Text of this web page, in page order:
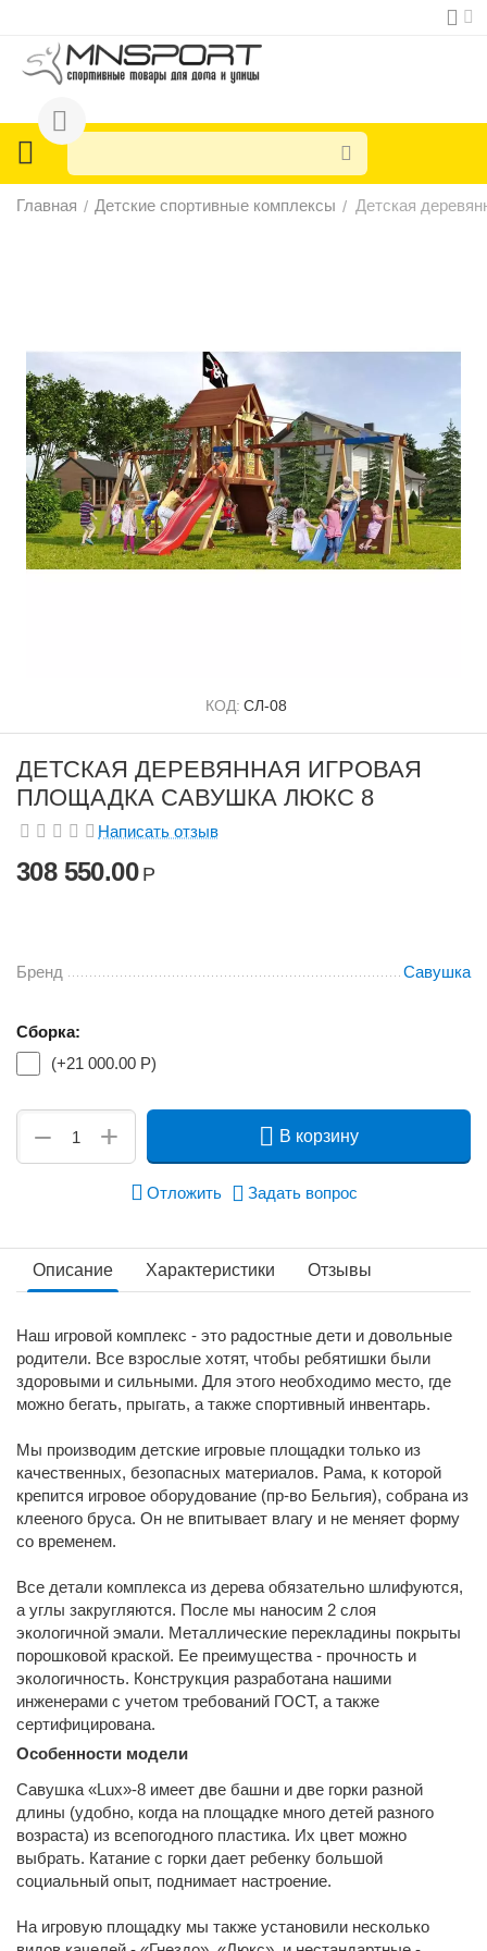
Главная / Детские спортивные комплексы / Детская
КОД: СЛ-08
ДЕТСКАЯ ДЕРЕВЯННАЯ ИГРОВАЯ
ПЛОЩАДКА САВУШКА ЛЮКС 8
Написать отзыв
308 550.00 Р
Бренд Савушка
Сборка:
(+21 000.00 Р)
+
− В корзину
Отложить Задать вопрос
Описание Характеристики Отзывы
Наш игровой комплекс - это радостные дети и довольные
родители. Все взрослые хотят, чтобы ребятишки были
здоровыми и сильными. Для этого необходимо место, где
можно бегать, прыгать, а также спортивный инвентарь.
Мы производим детские игровые площадки только из
качественных, безопасных материалов. Рама, к которой
крепится игровое оборудование (пр-во Бельгия), собрана из
клееного бруса. Он не впитывает влагу и не меняет форму
со временем.
Все детали комплекса из дерева обязательно шлифуются,
а углы закругляются. После мы наносим 2 слоя
экологичной эмали. Металлические перекладины покрыты
порошковой краской. Ее преимущества - прочность и
экологичность. Конструкция разработана нашими
инженерами с учетом требований ГОСТ, а также
сертифицирована.
Особенности модели
Савушка «Lux»-8 имеет две башни и две горки разной
длины (удобно, когда на площадке много детей разного
возраста) из всепогодного пластика. Их цвет можно
выбрать. Катание с горки дает ребенку большой
социальный опыт, поднимает настроение.
На игровую площадку мы также установили несколько